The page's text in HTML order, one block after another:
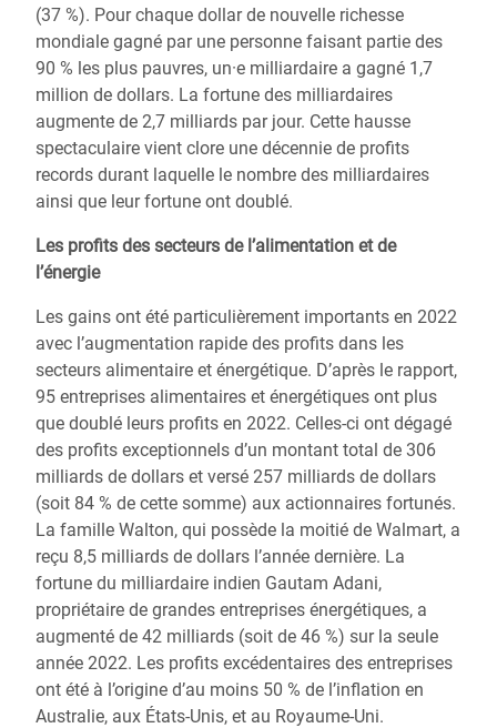
(37 %). Pour chaque dollar de nouvelle richesse
mondiale gagné par une personne faisant partie des
90 % les plus pauvres, un·e milliardaire a gagné 1,7
million de dollars. La fortune des milliardaires
augmente de 2,7 milliards par jour. Cette hausse
spectaculaire vient clore une décennie de profits
records durant laquelle le nombre des milliardaires
ainsi que leur fortune ont doublé.
Les profits des secteurs de l’alimentation et de
l’énergie
Les gains ont été particulièrement importants en 2022
avec l’augmentation rapide des profits dans les
secteurs alimentaire et énergétique. D’après le rapport,
95 entreprises alimentaires et énergétiques ont plus
que doublé leurs profits en 2022. Celles-ci ont dégagé
des profits exceptionnels d’un montant total de 306
milliards de dollars et versé 257 milliards de dollars
(soit 84 % de cette somme) aux actionnaires fortunés.
La famille Walton, qui possède la moitié de Walmart, a
reçu 8,5 milliards de dollars l’année dernière. La
fortune du milliardaire indien Gautam Adani,
propriétaire de grandes entreprises énergétiques, a
augmenté de 42 milliards (soit de 46 %) sur la seule
année 2022. Les profits excédentaires des entreprises
ont été à l’origine d’au moins 50 % de l’inflation en
Australie, aux États-Unis, et au Royaume-Uni.